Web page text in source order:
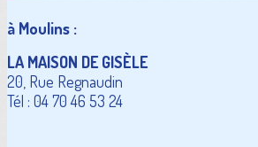
à Moulins :
LA MAISON DE GISÈLE
20, Rue Regnaudin
Tél : 04 70 46 53 24